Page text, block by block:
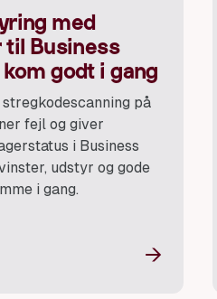
med
til Business
godt i gang
på
fejl og giver
i Business
udstyr og gode
i gang.
→